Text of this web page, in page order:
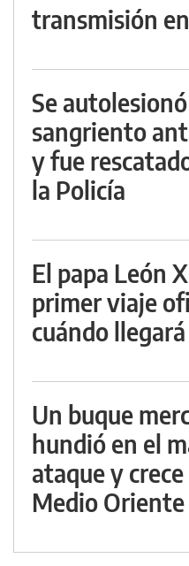
transmisión
Se
sangriento
y fue
la Policía
El papa León
primer viaje
cuándo
Un buque
hundió en el
ataque y
Medio Oriente